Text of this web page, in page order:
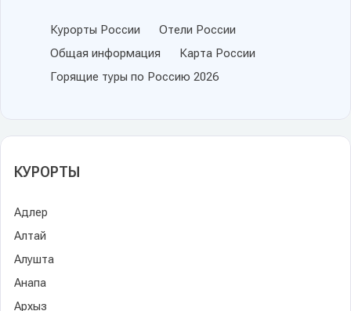
Курорты России
Отели России
Общая информация
Карта России
Горящие туры по Россию 2026
КУРОРТЫ
Адлер
Алтай
Алушта
Анапа
Архыз